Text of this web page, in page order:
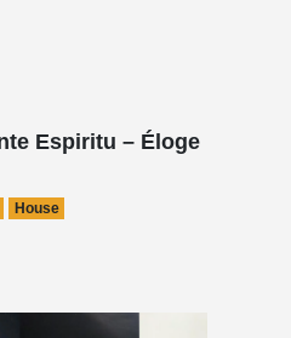
Espiritu – Éloge
House